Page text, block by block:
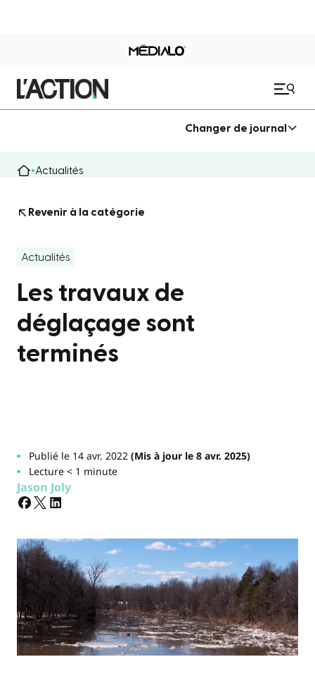
Changer de journal
Actualités
Revenir à la catégorie
Actualités
Les travaux de
déglaçage sont
terminés
Publié le 14 avr. 2022(Mis à jour le 8 avr. 2025)
Lecture < 1 minute
Jason Joly